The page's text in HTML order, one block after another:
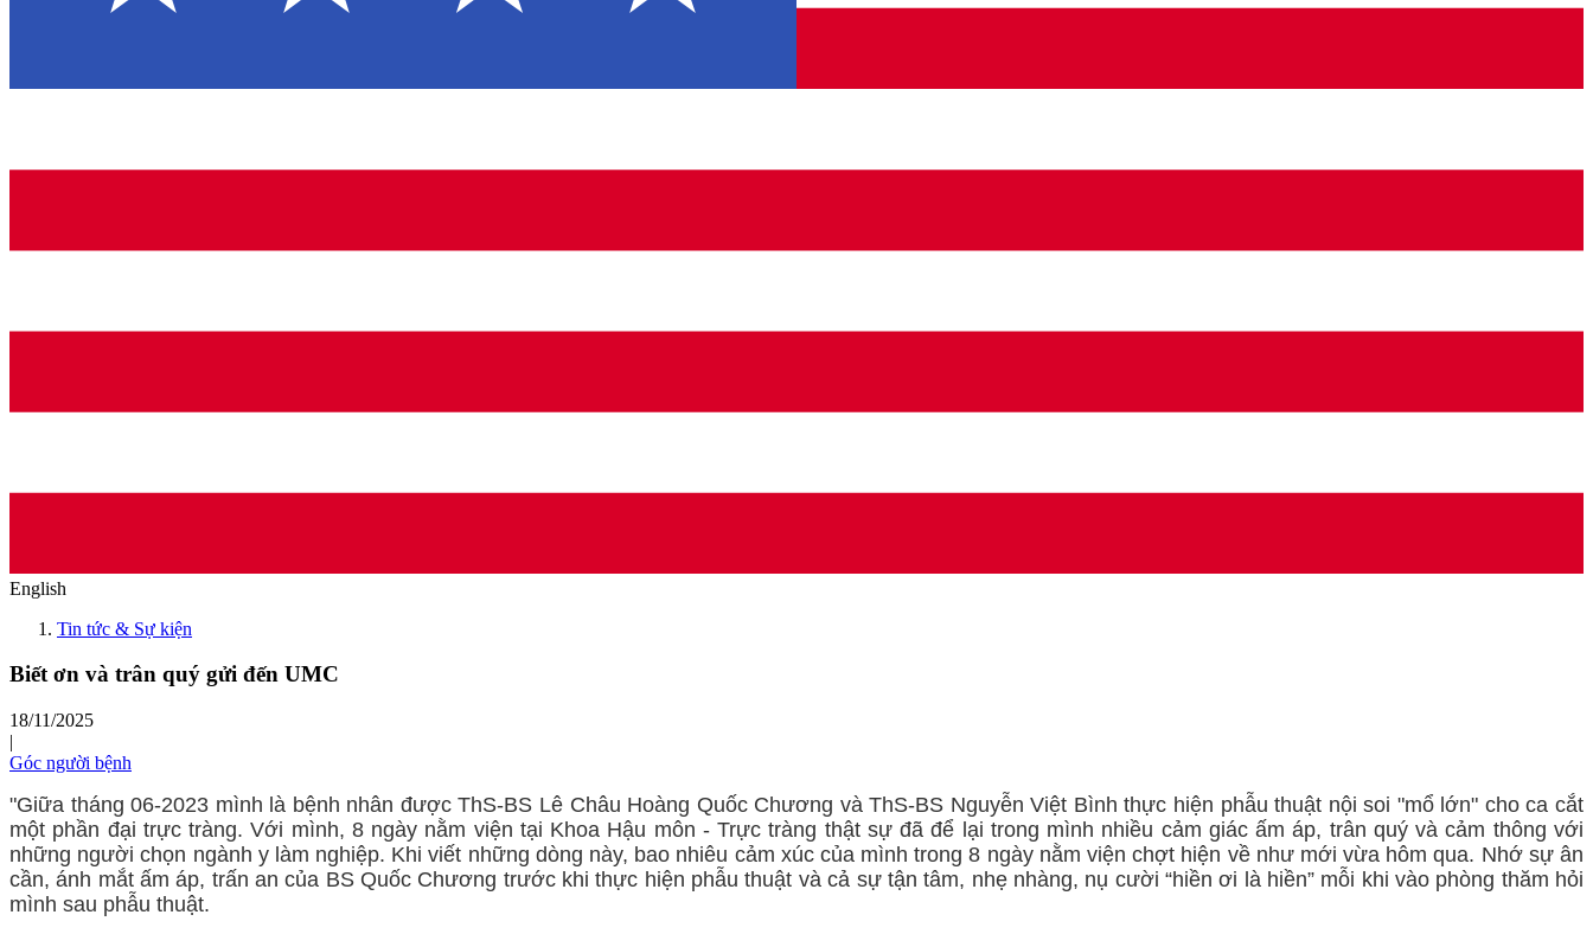
English
Tin tức & Sự kiện
Biết ơn và trân quý gửi đến UMC
18/11/2025
|
Góc người bệnh
"Giữa tháng 06-2023 mình là bệnh nhân được ThS-BS Lê Châu Hoàng Quốc Chương và ThS-BS Nguyễn Việt Bình thực hiện phẫu thuật nội soi "mổ lớn" cho ca cắt
một phần đại trực tràng. Với mình, 8 ngày nằm viện tại Khoa Hậu môn - Trực tràng thật sự đã để lại trong mình nhiều cảm giác ấm áp, trân quý và cảm thông với
những người chọn ngành y làm nghiệp. Khi viết những dòng này, bao nhiêu cảm xúc của mình trong 8 ngày nằm viện chợt hiện về như mới vừa hôm qua. Nhớ sự ân
cần, ánh mắt ấm áp, trấn an của BS Quốc Chương trước khi thực hiện phẫu thuật và cả sự tận tâm, nhẹ nhàng, nụ cười “hiền ơi là hiền” mỗi khi vào phòng thăm hỏi
mình sau phẫu thuật.